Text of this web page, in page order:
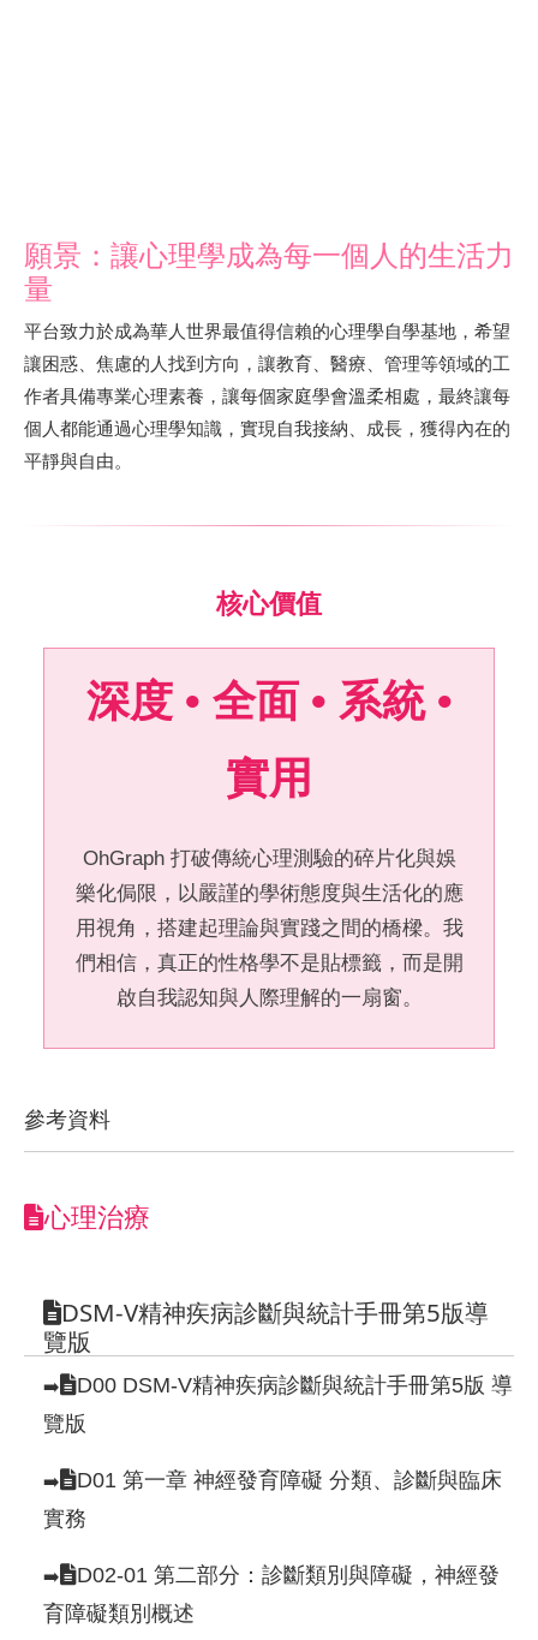
願景：讓心理學成為每一個人的生活力
量
平台致力於成為華人世界最值得信賴的心理學自學基地，希望
讓困惑、焦慮的人找到方向，讓教育、醫療、管理等領域的工
作者具備專業心理素養，讓每個家庭學會溫柔相處，最終讓每
個人都能通過心理學知識，實現自我接納、成長，獲得內在的
平靜與自由。
核心價值
深度 • 全面 • 系統 •
實用
OhGraph 打破傳統心理測驗的碎片化與娛
樂化侷限，以嚴謹的學術態度與生活化的應
用視角，搭建起理論與實踐之間的橋樑。我
們相信，真正的性格學不是貼標籤，而是開
啟自我認知與人際理解的一扇窗。
參考資料
心理治療
DSM-V精神疾病診斷與統計手冊第5版導
覽版
➡️
D00 DSM-V精神疾病診斷與統計手冊第5版 導
覽版
➡️
D01 第一章 神經發育障礙 分類、診斷與臨床
實務
➡️
D02-01 第二部分：診斷類別與障礙，神經發
育障礙類別概述